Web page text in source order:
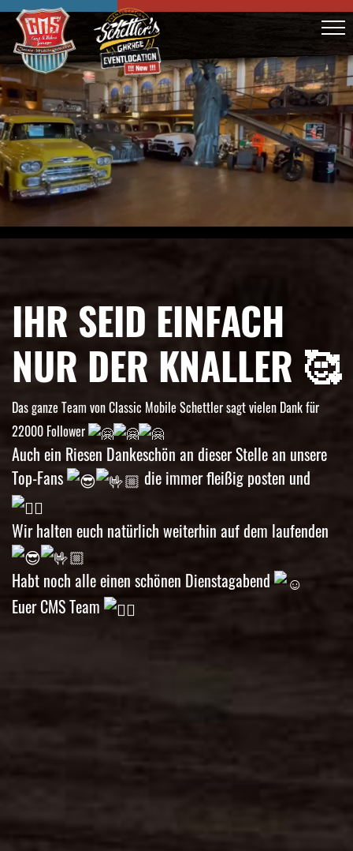
IHR SEID EINFACH
NUR DER KNALLER 🥰
Das ganze Team von Classic Mobile Schettler sagt vielen Dank für
22000 Follower
Auch ein Riesen Dankeschön an dieser Stelle an unsere
Top-Fans
die immer fleißig posten und
Wir halten euch natürlich weiterhin auf dem laufenden
Habt noch alle einen schönen Dienstagabend
Euer CMS Team